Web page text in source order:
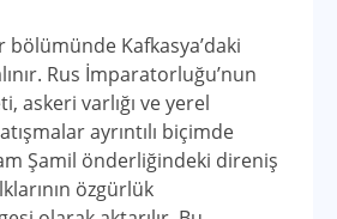
bölümünde Kafkasya’daki
Rus İmparatorluğu’nun
askeri varlığı ve yerel
ayrıntılı biçimde
Şamil önderliğindeki direniş
özgürlük